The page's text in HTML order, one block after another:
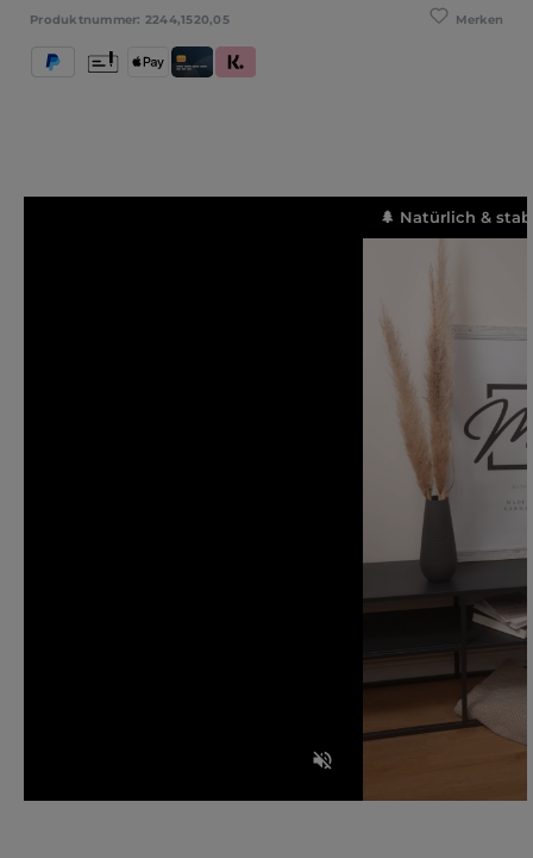
Merken
Produktnummer: 2244,1520,05
PayPal Apple PayKredit- und Debitkarte
Klarna (Rechnung / Ratenkauf / Sofort)
Vorkasse
🌲 Natürlich &